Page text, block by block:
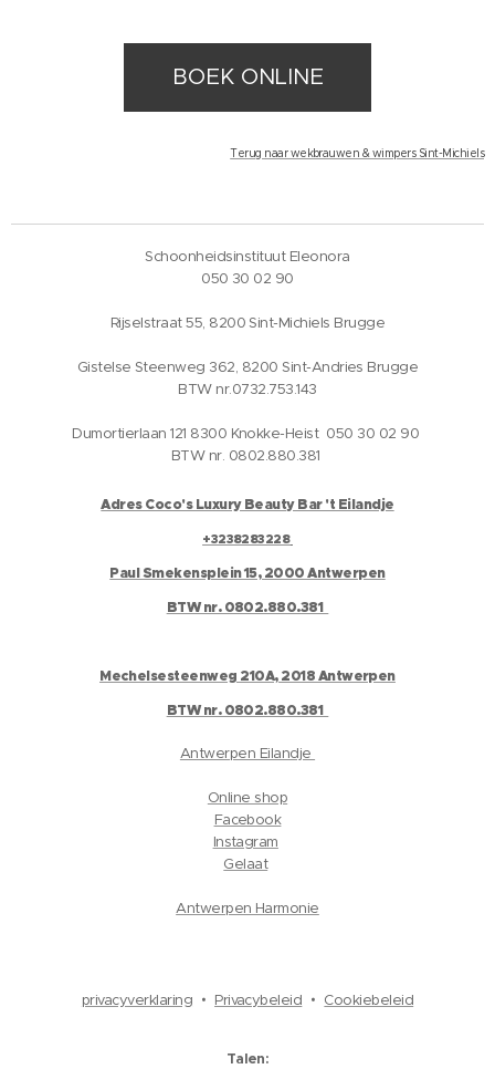
BOEK ONLINE
Terug naar wekbrauwen & wimpers Sint-Michiels
Schoonheidsinstituut Eleonora
050 30 02 90
Rijselstraat 55, 8200 Sint-Michiels Brugge
Gistelse Steenweg 362, 8200 Sint-Andries Brugge
BTW nr.0732.753.143
Dumortierlaan 121 8300 Knokke-Heist 050 30 02 90
BTW nr. 0802.880.381
Adres Coco's Luxury Beauty Bar 't Eilandje
+3238283228
Paul Smekensplein 15, 2000 Antwerpen
BTW nr. 0802.880.381
Mechelsesteenweg 210A, 2018 Antwerpen
BTW nr. 0802.880.381
Antwerpen Eilandje
Online shop
Facebook
Instagram
Gelaat
Antwerpen Harmonie
privacyverklaring Privacybeleid Cookiebeleid
Talen